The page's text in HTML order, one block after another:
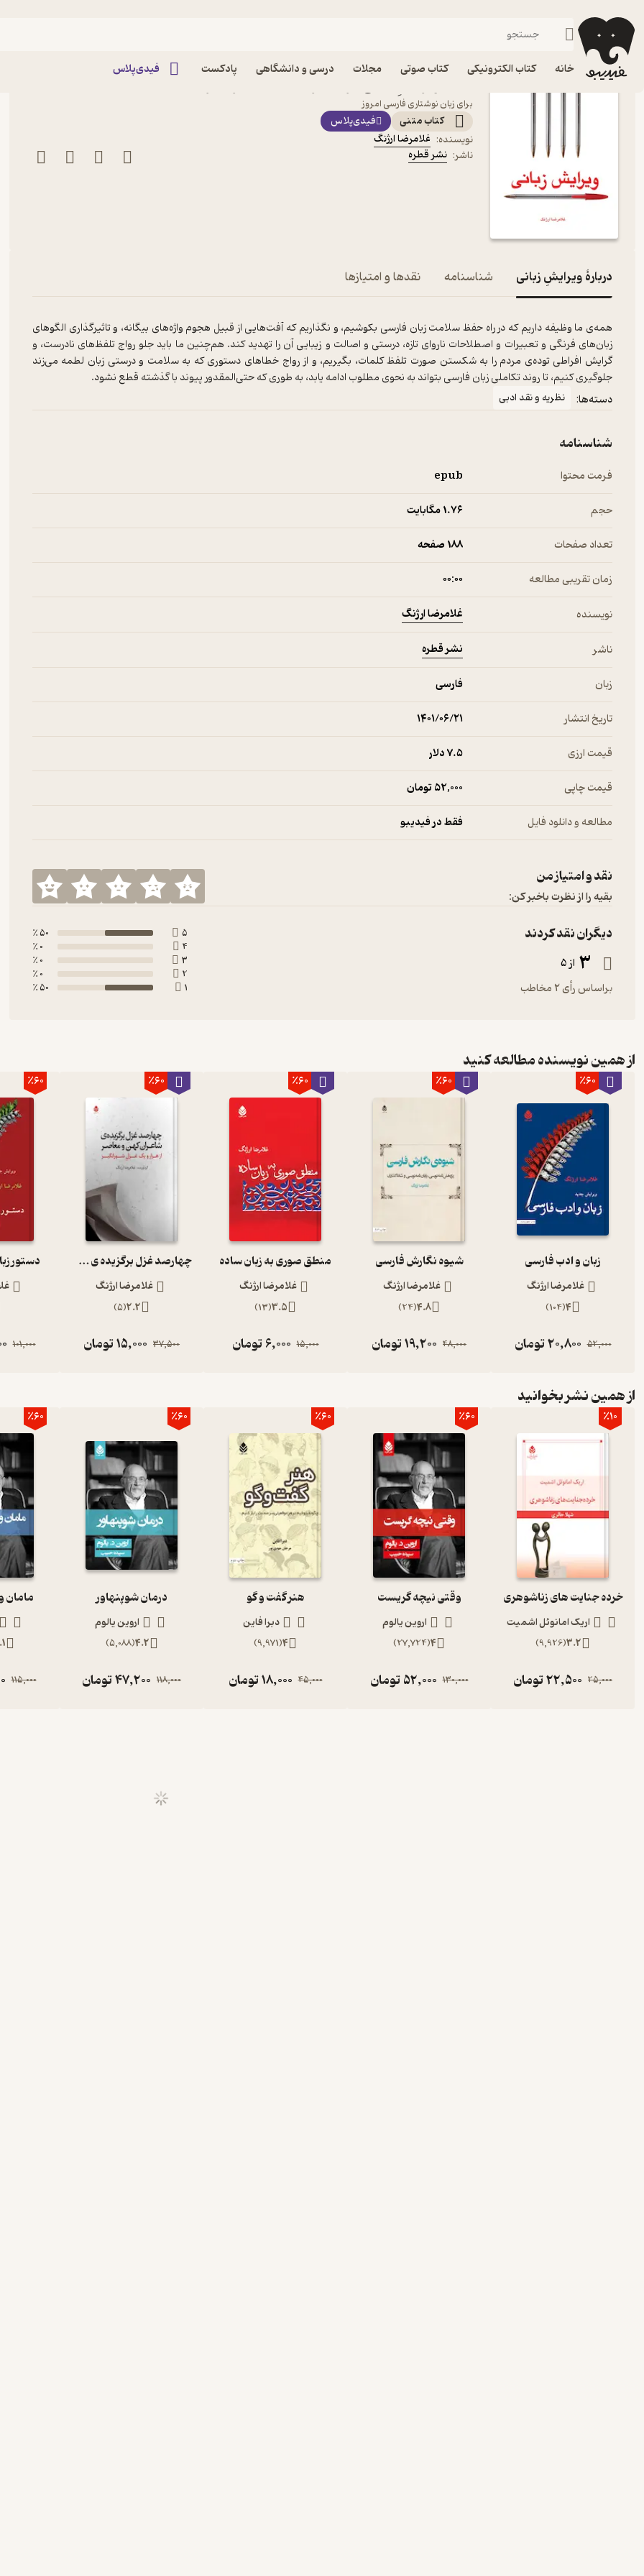
خانه کتاب الکترونیکی کتاب صوتی مجلات درسی و دانشگاهی پادکست فیدی‌پلاس
فیدیبو کتاب الکترونیکی
برای زبان نوشتاری فارسی امروز
کتاب متنی
فیدی‌پلاس
نویسنده: غلامرضا ارژنگ
ناشر: نشر قطره
دربارۀ ویرایشِ زبانی شناسنامه نقدها و امتیازها
همه‌ی ما وظیفه داریم که در راه حفظ سلامت زبان فارسی بکوشیم، و نگذاریم که آفت‌هایی از قبیل هجوم واژه‌های بیگانه، و تاثیرگذاری الگوهای
زبان‌های فرنگی و تعبیرات و اصطلاحات ناروای تازه، درستی و اصالت و زیبایی آن را تهدید کند. هم‌چنین ما باید جلو رواج تلفظ‌های نادرست، و
گرایش افراطی توده‌ی مردم را به شکستن صورت تلفظ کلمات، بگیریم، و از رواج خطاهای دستوری که به سلامت و درستی زبان لطمه می‌زند
جلوگیری کنیم، تا روند تکاملی زبان فارسی بتواند به نحوی مطلوب ادامه یابد، به طوری که حتی‌المقدور پیوند با گذشته قطع نشود.
دسته‌ها: نظریه و نقد ادبی
شناسنامه
فرمت محتوا epub
حجم 1.۷۶ مگابایت
تعداد صفحات 188 صفحه
زمان تقریبی مطالعه ۰۰:۰۰
نویسنده غلامرضا ارژنگ
ناشر نشر قطره
زبان فارسی
تاریخ انتشار ۱۴۰۱/۰۶/۲۱
قیمت ارزی 7.۵ دلار
قیمت چاپی 52,000 تومان
مطالعه و دانلود فایل فقط در فیدیبو
نقد و امتیاز من
بقیه را از نظرت باخبر کن:
دیگران نقد کردند
3 از 5
براساس رأی 2 مخاطب
5
50 ٪
4
0 ٪
3
0 ٪
2
0 ٪
1
50 ٪
از همین نویسنده مطالعه کنید
٪60
زبان و ادب فارسی
غلامرضا ارژنگ
4
(
104
)
52,000
20,800تومان
٪60
شیوه نگارش فارسی
غلامرضا ارژنگ
4.8
(
24
)
48,000
19,200تومان
٪60
منطق صوری به زبان ساده
غلامرضا ارژنگ
3.5
(
13
)
15,000
6,000تومان
٪60
چهارصد غزل برگزیده ی شاعران کهن و معاصر
غلامرضا ارژنگ
2.2
(
5
)
37,500
15,000تومان
٪60
دستور
101,000
از همین نشر بخوانید
٪10
خرده جنایت های زناشوهری
اریک امانوئل اشمیت
3.2
(
9,926
)
25,000
22,500تومان
٪60
وقتی نیچه گریست
اروین یالوم
4
(
27,724
)
130,000
52,000تومان
٪60
هنر گفت و گو
دبرا فاین
4
(
9,971
)
45,000
18,000تومان
٪60
درمان شوپنهاور
اروین یالوم
4.2
(
5,088
)
118,000
47,200تومان
٪60
مامان
115,000